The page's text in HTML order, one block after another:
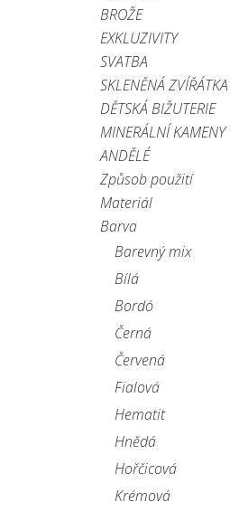
BROŽE
EXKLUZIVITY
SVATBA
SKLENĚNÁ ZVÍŘÁTKA
DĚTSKÁ BIŽUTERIE
MINERÁLNÍ KAMENY
ANDĚLÉ
Způsob použití
Materiál
Barva
Barevný mix
Bílá
Bordó
Černá
Červená
Fialová
Hematit
Hnědá
Hořčicová
Krémová